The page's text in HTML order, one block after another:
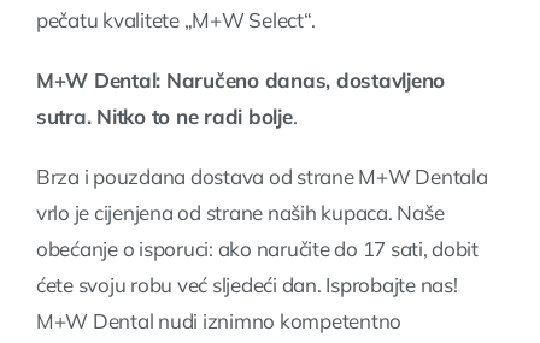
pečatu kvalitete „M+W Select“.
M+W Dental: Naručeno danas, dostavljeno
sutra. Nitko to ne radi bolje.
Brza i pouzdana dostava od strane M+W Dentala
vrlo je cijenjena od strane naših kupaca. Naše
obećanje o isporuci: ako naručite do 17 sati, dobit
ćete svoju robu već sljedeći dan. Isprobajte nas!
M+W Dental nudi iznimno kompetentno